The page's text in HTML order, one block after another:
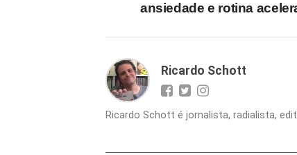
ansiedade e rotina
Ricardo Schott
Ricardo Schott é jornalista, radialista,